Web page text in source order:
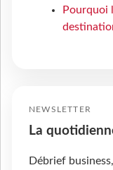
Pourquoi
NEWSLETTER
La
Débrief